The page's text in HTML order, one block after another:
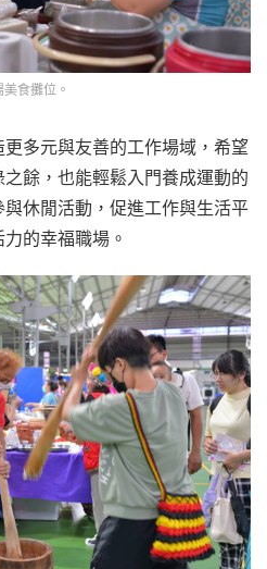
美食攤位。
多元與友善的工作場域，希望
餘，也能輕鬆入門養成運動的
休閒活動，促進工作與生活平
的幸福職場。